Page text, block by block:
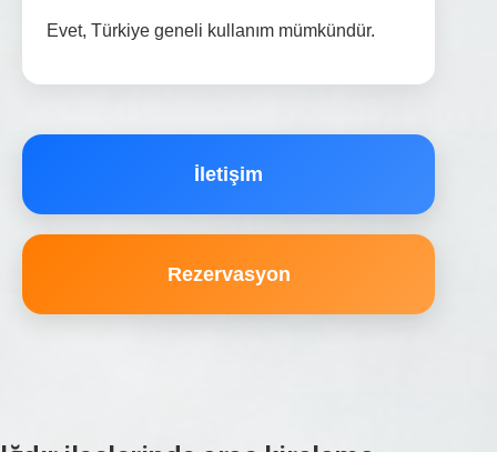
Evet, Türkiye geneli kullanım mümkündür.
İletişim
Rezervasyon